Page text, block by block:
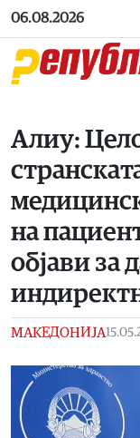
Skip to main content
06.08.2026
Алиу:
на
објави за
МАКЕДОНИЈА